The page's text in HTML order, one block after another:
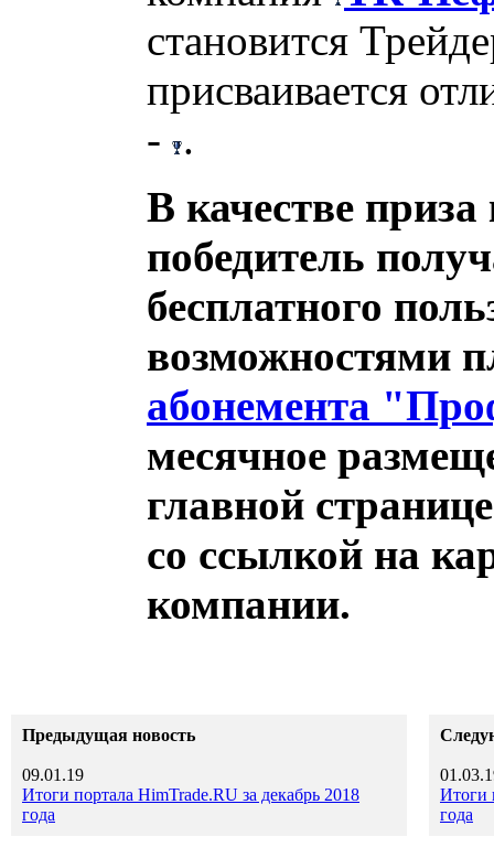
становится
присваивается
- .
В качестве
победитель
бесплатного
возможностями
абонемента
месячное
главной
со ссылкой на
компании.
Предыдущая новость
09.01.19
Итоги портала HimTrade.RU за декабрь 2018
года
Итоги
года